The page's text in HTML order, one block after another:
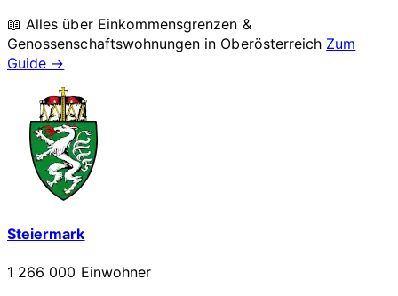
📖 Alles über Einkommensgrenzen &
Genossenschaftswohnungen in Oberösterreich Zum
Guide →
Steiermark
1 266 000 Einwohner